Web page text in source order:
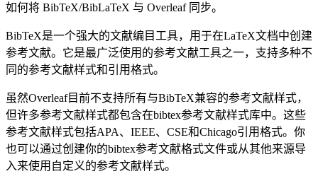
如何将 BibTeX/BibLaTeX 与 Overleaf 同步。
BibTeX是一个强大的文献编目工具，用于在LaTeX文档中创建
参考文献。它是最广泛使用的参考文献工具之一，支持多种不
同的参考文献样式和引用格式。
虽然Overleaf目前不支持所有与BibTeX兼容的参考文献样式，
但许多参考文献样式都包含在bibtex参考文献样式库中。这些
参考文献样式包括APA、IEEE、CSE和Chicago引用格式。你
也可以通过创建你的bibtex参考文献格式文件或从其他来源导
入来使用自定义的参考文献样式。